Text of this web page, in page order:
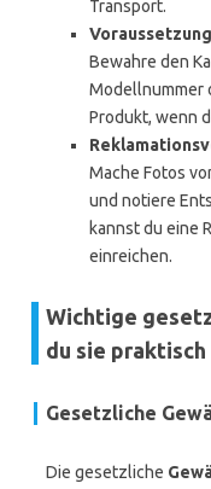
Transport.
Bewahre den
Modellnummer
Produkt, wenn
Mache Fotos
und notiere
kannst du eine
einreichen.
Wichtige
du sie
Gesetzliche
Die gesetzliche